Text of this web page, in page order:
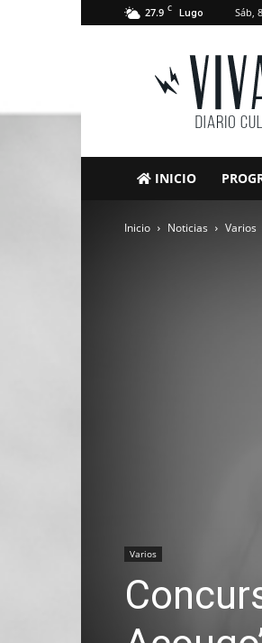
27.9 C Lugo Sáb,
VivaLugo
INICIO
Inicio Noticias Varios
Varios